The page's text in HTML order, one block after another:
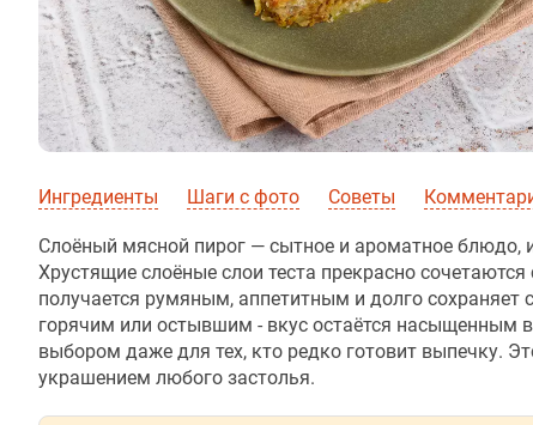
Ингредиенты Шаги с фото Советы
Слоёный мясной пирог — сытное и ароматное блюдо,
Хрустящие слоёные слои теста прекрасно
получается румяным, аппетитным и долго сохраняет
горячим или остывшим - вкус остаётся насыщенным
выбором даже для тех, кто редко готовит выпечку.
украшением любого застолья.